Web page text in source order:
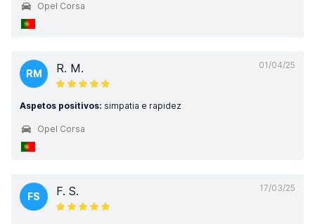
Opel Corsa
01/04/25
RM R. M.
Aspetos positivos: simpatia e rapidez
Opel Corsa
17/03/25
FS F. S.